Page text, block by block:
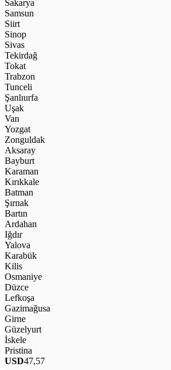
Sakarya
Samsun
Siirt
Sinop
Sivas
Tekirdağ
Tokat
Trabzon
Tunceli
Şanlıurfa
Uşak
Van
Yozgat
Zonguldak
Aksaray
Bayburt
Karaman
Kırıkkale
Batman
Şırnak
Bartın
Ardahan
Iğdır
Yalova
Karabük
Kilis
Osmaniye
Düzce
Lefkoşa
Gazimağusa
Girne
Güzelyurt
İskele
Pristina
USD47,57